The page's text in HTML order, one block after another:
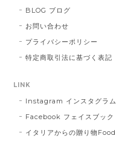
BLOG ブログ
お問い合わせ
プライバシーポリシー
特定商取引法に基づく表記
LINK
Instagram インスタグラム
Facebook フェイスブック
イタリアからの贈り物Food